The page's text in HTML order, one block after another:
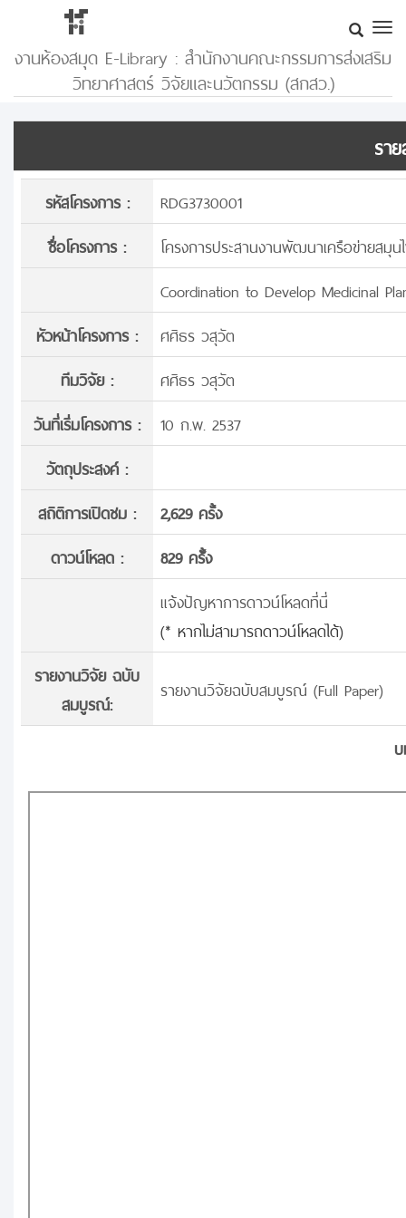
งานห้องสมุด E-Library : สำนักงานคณะกรรมการส่งเสริม
วิทยาศาสตร์ วิจัยและนวัตกรรม (สกสว.)
รา
รหัสโครงการ :
RDG3730001
ชื่อโครงการ :
โครงการประสานงานพัฒนาเครือข่ายสมุน
Coordination to Develop Medicinal
หัวหน้าโครงการ :
ศศิธร วสุวัต
ทีมวิจัย :
ศศิธร วสุวัต
วันที่เริ่มโครงการ :
10 ก.พ. 2537
วัตถุประสงค์ :
สถิติการเปิดชม :
2,629 ครั้ง
ดาวน์โหลด :
829 ครั้้ง
แจ้งปัญหาการดาวน์โหลดที่นี่
(* หากไม่สามารถดาวน์โหลดได้)
รายงานวิจัย ฉบับ
สมบูรณ์:
รายงานวิจัยฉบับสมบูรณ์ (Full Paper)